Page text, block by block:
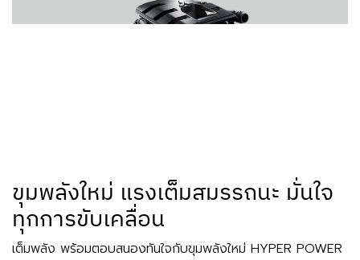
ขุมพลังใหม่ แรงเต็มสมรรถนะ มั่นใจ
ทุกการขับเคลื่อน
เต็มพลัง พร้อมตอบสนองทันใจกับขุมพลังใหม่ HYPER POWER